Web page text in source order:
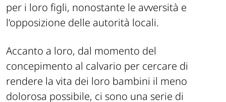
per i loro figli, nonostante le avversità e
l’opposizione delle autorità locali.
Accanto a loro, dal momento del
concepimento al calvario per cercare di
rendere la vita dei loro bambini il meno
dolorosa possibile, ci sono una serie di